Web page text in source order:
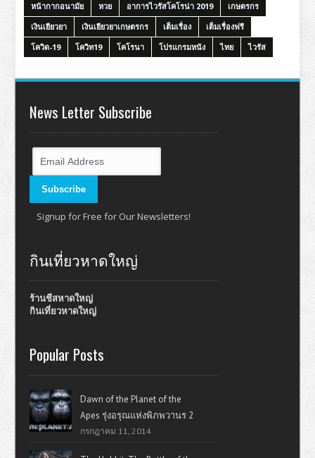
หน้ากากอนามัย
หวย อาการไวรัสโคโรน่า 2019
เกษตรกร
เงินเยียวยา
เงินเยียวยาเกษตรกร เต็มเรื่อง
เต็มเรื่องฟรี
โควิด-19
โควิท19 โคโรนา โปรแกรมหนัง ไทย ไวรัส
News Letter Subscribe
Signup for Free for Our Newsletters!
กินเที่ยวหาดใหญ่
ร้านชีสหาดใหญ่
กินเที่ยวหาดใหญ่
Popular Posts
Dawn of the Planet of the
Apes รุ่งอรุณแห่งพิภพวานร 2
กรกฎาคม 11, 2014